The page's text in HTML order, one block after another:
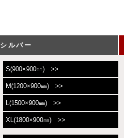
シルバー
S(900×900㎜) >>
M(1200×900㎜) >>
L(1500×900㎜) >>
XL(1800×900㎜) >>